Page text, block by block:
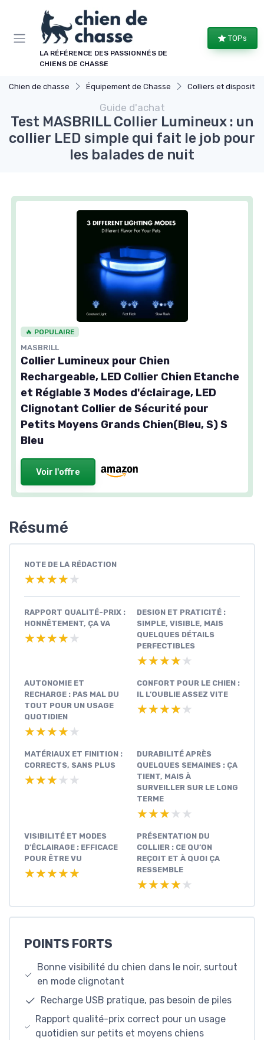
LA RÉFÉRENCE DES PASSIONNÉS DE
CHIENS DE CHASSE
TOPs
Chien de chasse Équipement de Chasse Colliers et dispositifs
Guide d'achat
Test MASBRILL Collier Lumineux : un
collier LED simple qui fait le job pour
les balades de nuit
🔥 POPULAIRE
MASBRILL
Collier Lumineux pour Chien
Rechargeable, LED Collier Chien Etanche
et Réglable 3 Modes d'éclairage, LED
Clignotant Collier de Sécurité pour
Petits Moyens Grands Chien(Bleu, S) S
Bleu
Voir l'offre
Résumé
NOTE DE LA RÉDACTION
★★★★★
★★★★★
RAPPORT QUALITÉ-PRIX :
HONNÊTEMENT, ÇA VA
★★★★★
★★★★★
DESIGN ET PRATICITÉ :
SIMPLE, VISIBLE, MAIS
QUELQUES DÉTAILS
PERFECTIBLES
★★★★★
★★★★★
AUTONOMIE ET
RECHARGE : PAS MAL DU
TOUT POUR UN USAGE
QUOTIDIEN
★★★★★
★★★★★
CONFORT POUR LE CHIEN :
IL L’OUBLIE ASSEZ VITE
★★★★★
★★★★★
MATÉRIAUX ET FINITION :
CORRECTS, SANS PLUS
★★★★★
★★★★★
DURABILITÉ APRÈS
QUELQUES SEMAINES : ÇA
TIENT, MAIS À
SURVEILLER SUR LE LONG
TERME
★★★★★
★★★★★
VISIBILITÉ ET MODES
D’ÉCLAIRAGE : EFFICACE
POUR ÊTRE VU
★★★★★
★★★★★
PRÉSENTATION DU
COLLIER : CE QU’ON
REÇOIT ET À QUOI ÇA
RESSEMBLE
★★★★★
★★★★★
POINTS FORTS
Bonne visibilité du chien dans le noir, surtout
en mode clignotant
Recharge USB pratique, pas besoin de piles
Rapport qualité-prix correct pour un usage
quotidien sur petits et moyens chiens
Panneau de gestion des cookies